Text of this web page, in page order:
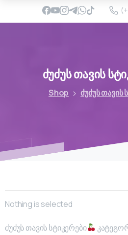
ძუძუსთავის
Shop ძუძუს თავის
Nothing is selected
ძუძუს თავის სტიკერები